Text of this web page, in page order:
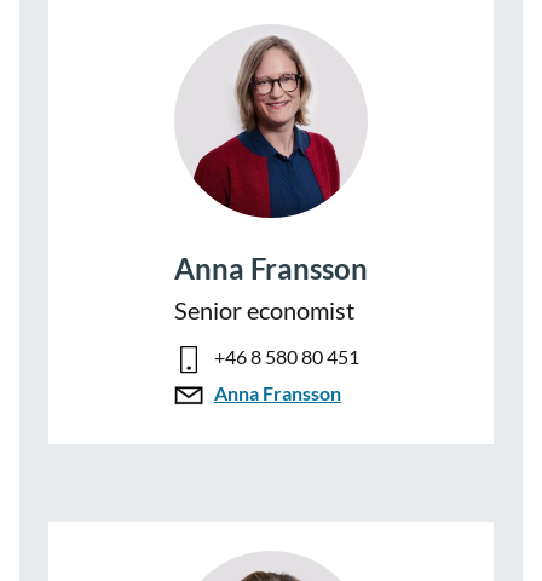
Anna Fransson
Senior economist
+46 8 580 80 451
Anna Fransson